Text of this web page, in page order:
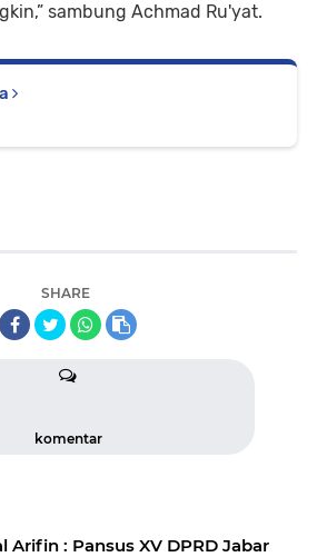
sambung Achmad Ru'yat.
SHARE
komentar
XV DPRD Jabar